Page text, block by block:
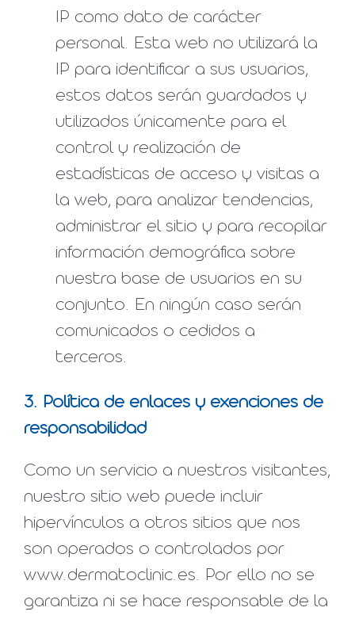
IP como dato de carácter
personal. Esta web no utilizará la
IP para identificar a sus usuarios,
estos datos serán guardados y
utilizados únicamente para el
control y realización de
estadísticas de acceso y visitas a
la web, para analizar tendencias,
administrar el sitio y para recopilar
información demográfica sobre
nuestra base de usuarios en su
conjunto. En ningún caso serán
comunicados o cedidos a
terceros.
3. Política de enlaces y exenciones de
responsabilidad
Como un servicio a nuestros visitantes,
nuestro sitio web puede incluir
hipervínculos a otros sitios que nos
son operados o controlados por
www.dermatoclinic.es. Por ello no se
garantiza ni se hace responsable de la